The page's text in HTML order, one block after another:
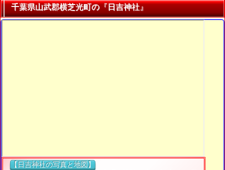
千葉県山武郡横芝光町の『日吉神社』
【日吉神社の写真と地図】